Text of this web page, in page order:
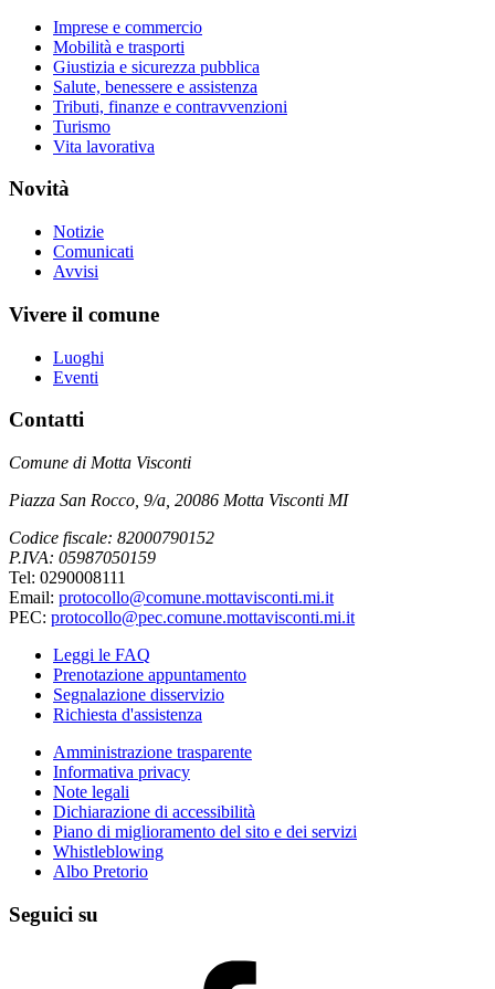
Imprese e commercio
Mobilità e trasporti
Giustizia e sicurezza pubblica
Salute, benessere e assistenza
Tributi, finanze e contravvenzioni
Turismo
Vita lavorativa
Novità
Notizie
Comunicati
Avvisi
Vivere il comune
Luoghi
Eventi
Contatti
Comune di Motta Visconti
Piazza San Rocco, 9/a, 20086 Motta Visconti MI
Codice fiscale: 82000790152
P.IVA: 05987050159
Tel: 0290008111
Email: protocollo@comune.mottavisconti.mi.it
PEC: protocollo@pec.comune.mottavisconti.mi.it
Leggi le FAQ
Prenotazione appuntamento
Segnalazione disservizio
Richiesta d'assistenza
Amministrazione trasparente
Informativa privacy
Note legali
Dichiarazione di accessibilità
Piano di miglioramento del sito e dei servizi
Whistleblowing
Albo Pretorio
Seguici su